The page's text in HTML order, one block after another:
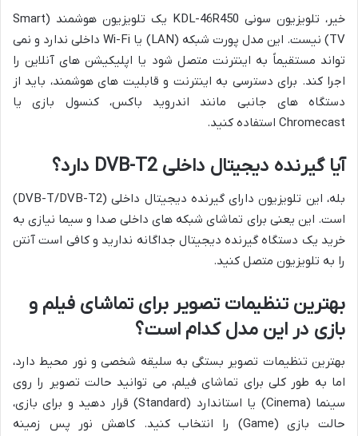
خیر، تلویزیون سونی KDL-46R450 یک تلویزیون هوشمند (Smart
TV) نیست. این مدل پورت شبکه (LAN) یا Wi-Fi داخلی ندارد و نمی
تواند مستقیماً به اینترنت متصل شود یا اپلیکیشن های آنلاین را
اجرا کند. برای دسترسی به اینترنت و قابلیت های هوشمند، باید از
دستگاه های جانبی مانند اندروید باکس، کنسول بازی یا
Chromecast استفاده کنید.
آیا گیرنده دیجیتال داخلی DVB-T2 دارد؟
بله، این تلویزیون دارای گیرنده دیجیتال داخلی (DVB-T/DVB-T2)
است. این یعنی برای تماشای شبکه های داخلی صدا و سیما نیازی به
خرید یک دستگاه گیرنده دیجیتال جداگانه ندارید و کافی است آنتن
را به تلویزیون متصل کنید.
بهترین تنظیمات تصویر برای تماشای فیلم و
بازی در این مدل کدام است؟
بهترین تنظیمات تصویر بستگی به سلیقه شخصی و نور محیط دارد،
اما به طور کلی برای تماشای فیلم، می توانید حالت تصویر را روی
سینما (Cinema) یا استاندارد (Standard) قرار دهید و برای بازی،
حالت بازی (Game) را انتخاب کنید. کاهش نور پس زمینه